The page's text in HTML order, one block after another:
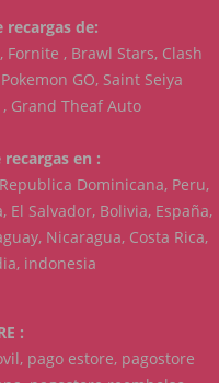
recargas de:
Fornite , Brawl Stars, Clash
GO, Saint Seiya
Grand Theaf Auto
en :
Dominicana, Peru,
El Salvador, Bolivia, España,
Nicaragua, Costa Rica,
indonesia
:
pago estore, pagostore